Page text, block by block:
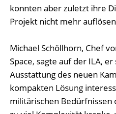
konnten aber zuletzt ihre
Projekt nicht mehr
Michael Schöllhorn, Chef
Space, sagte auf der ILA,
Ausstattung des neuen
kompakten Lösung
militärischen Bedürfnissen